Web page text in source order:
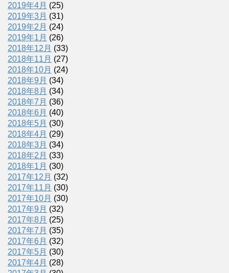
2019年4月 (25)
2019年3月 (31)
2019年2月 (24)
2019年1月 (26)
2018年12月 (33)
2018年11月 (27)
2018年10月 (24)
2018年9月 (34)
2018年8月 (34)
2018年7月 (36)
2018年6月 (40)
2018年5月 (30)
2018年4月 (29)
2018年3月 (34)
2018年2月 (33)
2018年1月 (30)
2017年12月 (32)
2017年11月 (30)
2017年10月 (30)
2017年9月 (32)
2017年8月 (25)
2017年7月 (35)
2017年6月 (32)
2017年5月 (30)
2017年4月 (28)